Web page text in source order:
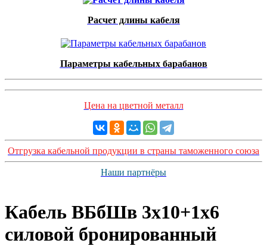
Расчет длины кабеля
Параметры кабельных барабанов
Цена на цветной металл
Отгрузка кабельной продукции в страны таможенного союза
Наши партнёры
Кабель ВБбШв 3х10+1х6
силовой бронированный